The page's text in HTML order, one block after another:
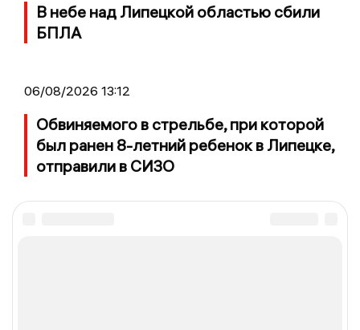
В небе над Липецкой областью сбили
БПЛА
06/08/2026 13:12
Обвиняемого в стрельбе, при которой
был ранен 8-летний ребенок в Липецке,
отправили в СИЗО